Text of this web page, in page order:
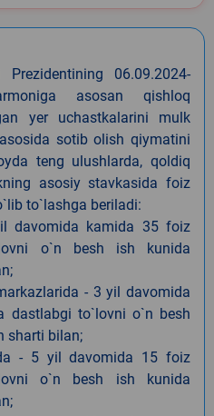
Prezidentining 06.09.2024-
asosan qishloq
yer uchastkalarini mulk
sotib olish qiymatini
teng ulushlarda, qoldiq
asosiy stavkasida foiz
to`lashga beriladi:
davomida kamida 35 foiz
o`n besh ish kunida
- 3 yil davomida
dastlabgi to`lovni o`n besh
sharti bilan;
- 5 yil davomida 15 foiz
o`n besh ish kunida